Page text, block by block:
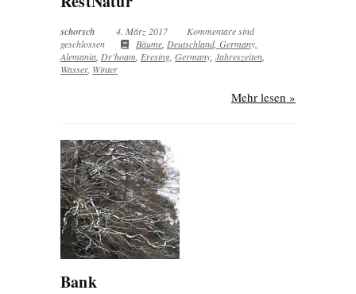
schorsch 4. März 2017
Kommentare sind
geschlossen
Bäume Deutschland, Germany,
Alemania Dr'hoam Eresing Germany Jahreszeiten
Wasser, Winter
Mehr lesen »
Bank